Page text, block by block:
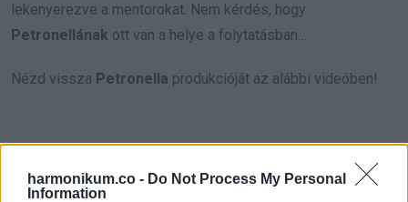
harmonikum.co - Do Not Process My Personal
Information
lekenyerezve a mentorokat. Nem kérdés, hogy
Petronellának ott van a helye a folytatásban…
Nézd vissza Petronella produkcióját az alábbi videóben!